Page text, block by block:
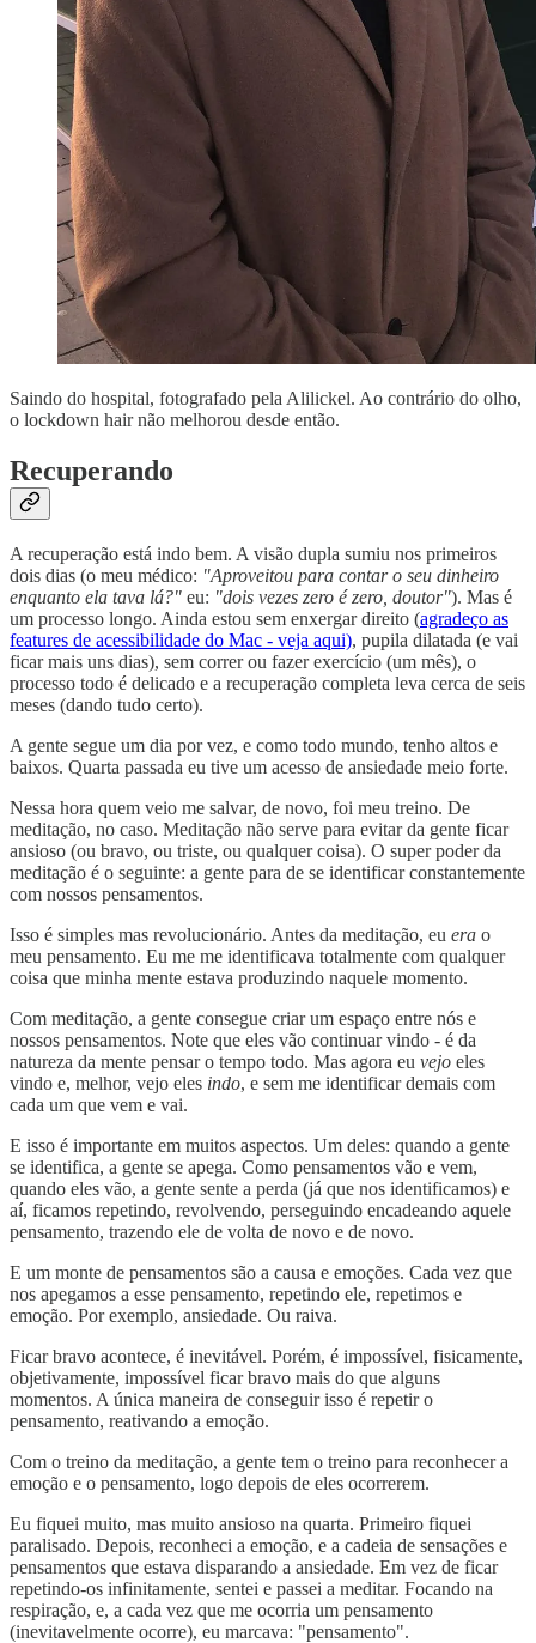
Saindo do hospital, fotografado pela Alilickel. Ao contrário do olho,
o lockdown hair não melhorou desde então.
Recuperando
A recuperação está indo bem. A visão dupla sumiu nos primeiros
dois dias (o meu médico: "Aproveitou para contar o seu dinheiro
enquanto ela tava lá?" eu: "dois vezes zero é zero, doutor"). Mas é
um processo longo. Ainda estou sem enxergar direito (agradeço as
features de acessibilidade do Mac - veja aqui), pupila dilatada (e vai
ficar mais uns dias), sem correr ou fazer exercício (um mês), o
processo todo é delicado e a recuperação completa leva cerca de seis
meses (dando tudo certo).
A gente segue um dia por vez, e como todo mundo, tenho altos e
baixos. Quarta passada eu tive um acesso de ansiedade meio forte.
Nessa hora quem veio me salvar, de novo, foi meu treino. De
meditação, no caso. Meditação não serve para evitar da gente ficar
ansioso (ou bravo, ou triste, ou qualquer coisa). O super poder da
meditação é o seguinte: a gente para de se identificar constantemente
com nossos pensamentos.
Isso é simples mas revolucionário. Antes da meditação, eu era o
meu pensamento. Eu me me identificava totalmente com qualquer
coisa que minha mente estava produzindo naquele momento.
Com meditação, a gente consegue criar um espaço entre nós e
nossos pensamentos. Note que eles vão continuar vindo - é da
natureza da mente pensar o tempo todo. Mas agora eu vejo eles
vindo e, melhor, vejo eles indo, e sem me identificar demais com
cada um que vem e vai.
E isso é importante em muitos aspectos. Um deles: quando a gente
se identifica, a gente se apega. Como pensamentos vão e vem,
quando eles vão, a gente sente a perda (já que nos identificamos) e
aí, ficamos repetindo, revolvendo, perseguindo encadeando aquele
pensamento, trazendo ele de volta de novo e de novo.
E um monte de pensamentos são a causa e emoções. Cada vez que
nos apegamos a esse pensamento, repetindo ele, repetimos e
emoção. Por exemplo, ansiedade. Ou raiva.
Ficar bravo acontece, é inevitável. Porém, é impossível, fisicamente,
objetivamente, impossível ficar bravo mais do que alguns
momentos. A única maneira de conseguir isso é repetir o
pensamento, reativando a emoção.
Com o treino da meditação, a gente tem o treino para reconhecer a
emoção e o pensamento, logo depois de eles ocorrerem.
Eu fiquei muito, mas muito ansioso na quarta. Primeiro fiquei
paralisado. Depois, reconheci a emoção, e a cadeia de sensações e
pensamentos que estava disparando a ansiedade. Em vez de ficar
repetindo-os infinitamente, sentei e passei a meditar. Focando na
respiração, e, a cada vez que me ocorria um pensamento
(inevitavelmente ocorre), eu marcava: "pensamento".